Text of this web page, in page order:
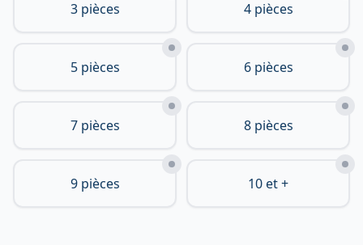
3 pièces 4 pièces
5 pièces 6 pièces
7 pièces 8 pièces
9 pièces 10 et +